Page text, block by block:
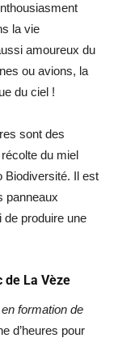
la vie
amoureux du
ou avions, la
du ciel !
sont des
du miel
Biodiversité. Il est
panneaux
produire une
de La Vèze
formation de
d’heures pour